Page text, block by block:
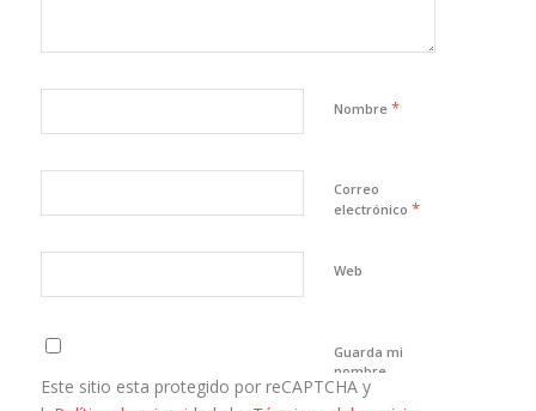
Nombre *
Correo
electrónico *
Web
Guarda mi
nombre,
correo
Este sitio esta protegido por reCAPTCHA y